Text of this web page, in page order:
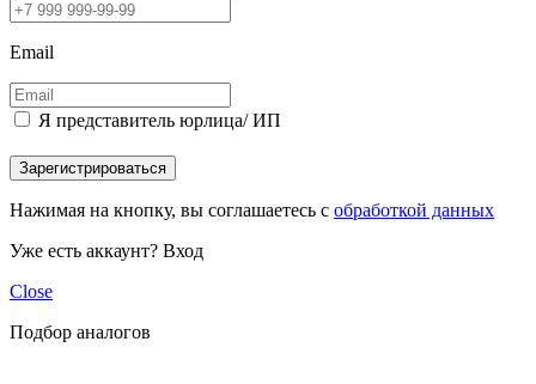
Email
Я представитель юрлица/ ИП
Зарегистрироваться
Нажимая на кнопку, вы соглашаетесь с обработкой данных
Уже есть аккаунт? Вход
Close
Подбор аналогов